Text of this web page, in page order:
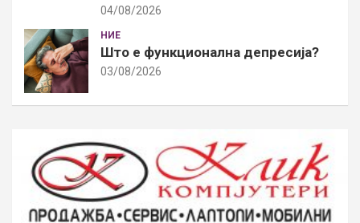
04/08/2026
НИЕ
Што е функционална депресија?
03/08/2026